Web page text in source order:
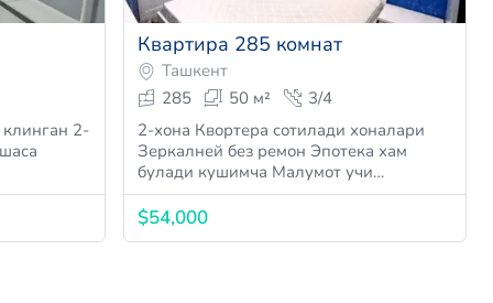
2-
Квартира 285 комнат
Ташкент
285
50 м²
3/4
2-хона Квортера сотилади хоналари
Зеркалней без ремон Эпотека хам
булади кушимча Малумот учи…
$54,000